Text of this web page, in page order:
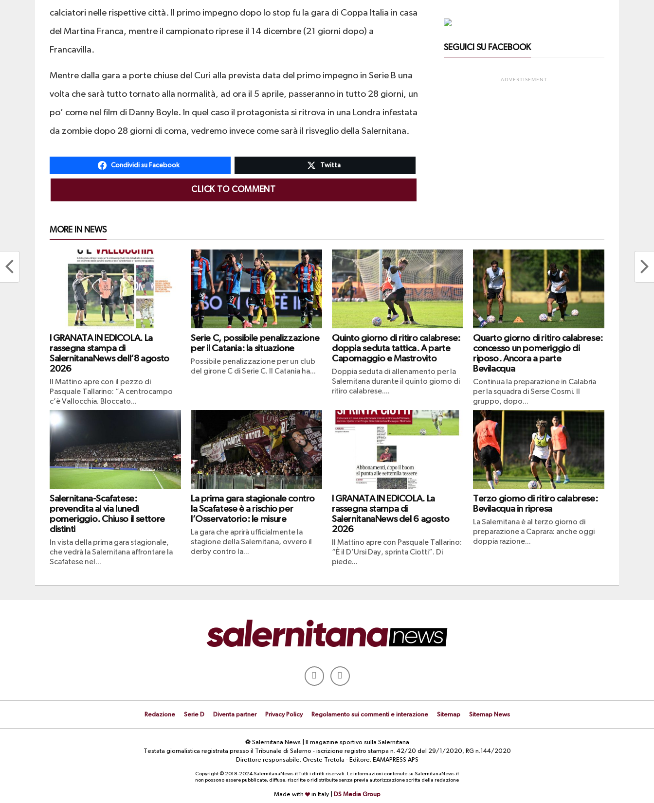
calciatori nelle rispettive città. Il primo impegno dopo lo stop fu la gara di Coppa Italia in casa
del Martina Franca, mentre il campionato riprese il 14 dicembre (21 giorni dopo) a
Francavilla.
Mentre dalla gara a porte chiuse del Curi alla prevista data del primo impegno in Serie B una
volta che sarà tutto tornato alla normalità, ad ora il 5 aprile, passeranno in tutto 28 giorni, un
po’ come nel film di Danny Boyle. In quel caso il protagonista si ritrova in una Londra infestata
da zombie dopo 28 giorni di coma, vedremo invece come sarà il risveglio della Salernitana.
Condividi su Facebook Twitta
CLICK TO COMMENT
SEGUICI SU FACEBOOK
ADVERTISEMENT
MORE IN NEWS
I GRANATA IN EDICOLA. La
rassegna stampa di
SalernitanaNews dell’8 agosto
2026
Il Mattino apre con il pezzo di
Pasquale Tallarino: “A centrocampo
c’è Vallocchia. Bloccato...
Serie C, possibile penalizzazione
per il Catania: la situazione
Possibile penalizzazione per un club
del girone C di Serie C. Il Catania ha...
Quinto giorno di ritiro calabrese:
doppia seduta tattica. A parte
Capomaggio e Mastrovito
Doppia seduta di allenamento per la
Salernitana durante il quinto giorno di
ritiro calabrese....
Quarto giorno di ritiro calabrese:
concesso un pomeriggio di
riposo. Ancora a parte
Bevilacqua
Continua la preparazione in Calabria
per la squadra di Serse Cosmi. Il
gruppo, dopo...
Salernitana-Scafatese:
prevendita al via lunedì
pomeriggio. Chiuso il settore
distinti
In vista della prima gara stagionale,
che vedrà la Salernitana affrontare la
Scafatese nel...
La prima gara stagionale contro
la Scafatese è a rischio per
l’Osservatorio: le misure
La gara che aprirà ufficialmente la
stagione della Salernitana, ovvero il
derby contro la...
I GRANATA IN EDICOLA. La
rassegna stampa di
SalernitanaNews del 6 agosto
2026
Il Mattino apre con Pasquale Tallarino:
“È il D’Ursi Day, sprinta Ciotti”. Di
piede...
Terzo giorno di ritiro calabrese:
Bevilacqua in ripresa
La Salernitana è al terzo giorno di
preparazione a Caprara: anche oggi
doppia razione...
Redazione Serie D Diventa partner Privacy Policy Regolamento sui commenti e interazione Sitemap Sitemap News
⚽ Salernitana News | Il magazine sportivo sulla Salernitana
Testata giornalistica registrata presso il Tribunale di Salerno - iscrizione registro stampa n. 42/20 del 29/1/2020, RG n.144/2020
Direttore responsabile: Oreste Tretola - Editore: EAMAPRESS APS
Copyright © 2018-2024 SalernitanaNews.it Tutti i diritti riservati. Le informazioni contenute su SalernitanaNews.it
non possono essere pubblicate, diffuse, riscritte o ridistribuite senza previa autorizzazione scritta della redazione
Made with in Italy | DS Media Group